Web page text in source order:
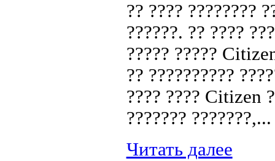
?? ???? ????????
??????. ?? ????
????? ?????
?? ??????????
???? ???? Citizen
??????? ???????,...
Читать далее